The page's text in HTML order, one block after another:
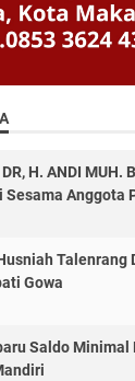
H. ANDI MUH.
Anggota
Talenrang
Gowa
Saldo Minimal